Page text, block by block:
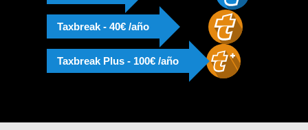
Taxbreak - 40€ /año
Taxbreak Plus - 100€ /año